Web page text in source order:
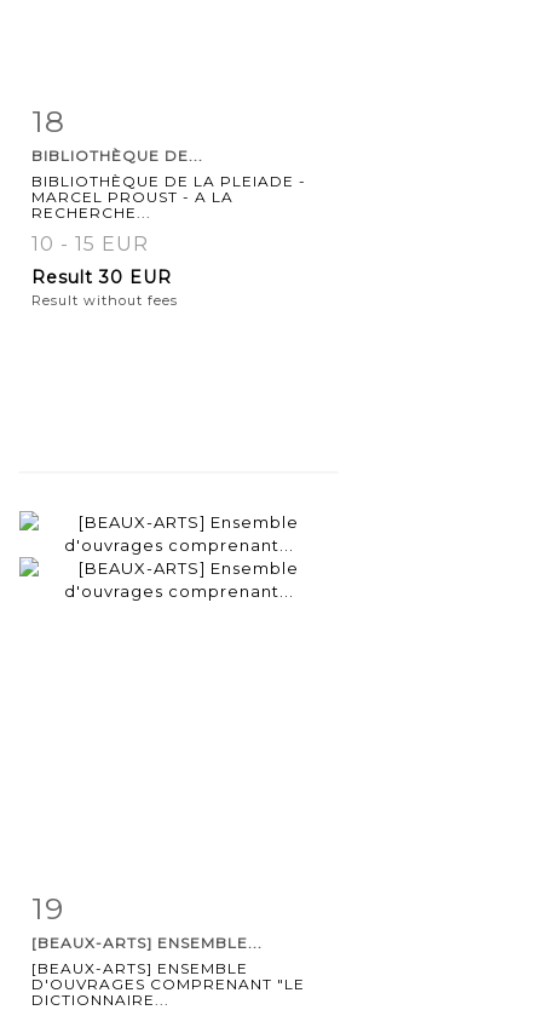
Item detail
18
BIBLIOTHÈQUE DE...
BIBLIOTHÈQUE DE LA PLEIADE -
MARCEL PROUST - A LA
RECHERCHE...
10 - 15 EUR
Result30 EUR
Result without fees
Item detail
19
[BEAUX-ARTS] ENSEMBLE...
[BEAUX-ARTS] ENSEMBLE
D'OUVRAGES COMPRENANT "LE
DICTIONNAIRE...